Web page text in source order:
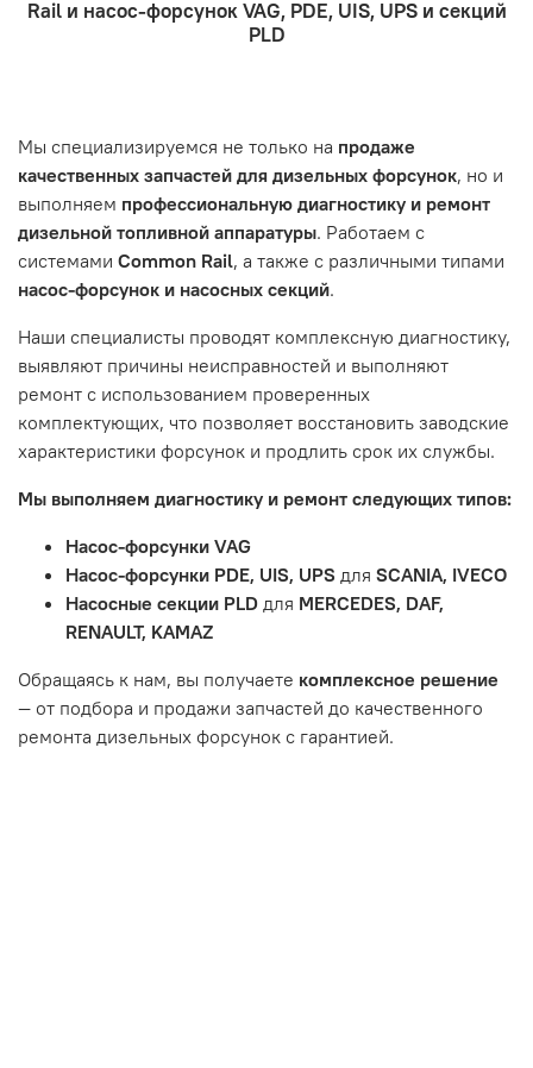
Проверьте правильность ввода информации: позиции
- Отправка по России и СНГ транспортной компанией,
находится в хорошем состоянии и что вы, как клиент,
знакомы с основными правилами обслуживания и
неисправности, вызванные нарушением правил
обслуживания или эксплуатации автомобиля. Если у вас
возникнут проблемы с отремонтированной системой,
мы обязательно разберемся в ситуации и предложим
решение. Однако если проблема вызвана одним из
перечисленных выше факторов, мы не сможем
Гарантия не распространяется на следующие случаи:
Истек гарантийный срок.
Товар является расходным материалом, который
тормозные колодки, диски сцепления, свечи зажигания
Неисправности вызваны ДТП, неправильной установкой
или чрезмерным износом.
Неисправность топливной системы или системы
впуска/выпуска.
Rail и насос-форсунок VAG, PDE, UIS, UPS и секций
PLD
Мы специализируемся не только на продаже
качественных запчастей для дизельных форсунок, но и
выполняем профессиональную диагностику и ремонт
дизельной топливной аппаратуры. Работаем с
системами Common Rail, а также с различными типами
насос-форсунок и насосных секций.
Наши специалисты проводят комплексную диагностику,
выявляют причины неисправностей и выполняют
ремонт с использованием проверенных
комплектующих, что позволяет восстановить заводские
характеристики форсунок и продлить срок их службы.
Мы выполняем диагностику и ремонт следующих типов:
Насос-форсунки VAG
Насос-форсунки PDE, UIS, UPS для SCANIA, IVECO
Насосные секции PLD для MERCEDES, DAF,
RENAULT, KAMAZ
Обращаясь к нам, вы получаете комплексное решение
— от подбора и продажи запчастей до качественного
ремонта дизельных форсунок с гарантией.